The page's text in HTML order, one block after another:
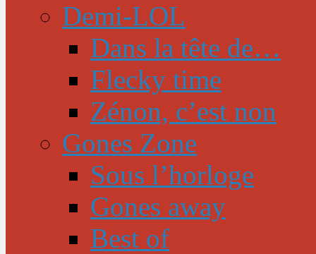
Demi-LOL
Dans la tête de…
Flecky time
Zénon, c’est non
Gones Zone
Sous l’horloge
Gones away
Best of